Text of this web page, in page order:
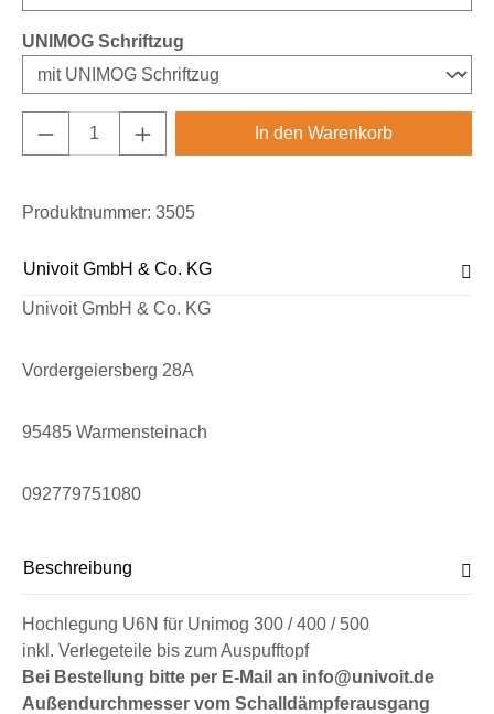
UNIMOG Schriftzug
Produkt Anzahl: Gib den gewünschten
In den Warenkorb
Produktnummer: 3505
Univoit GmbH & Co. KG
Univoit GmbH & Co. KG
Vordergeiersberg 28A
95485 Warmensteinach
092779751080
Beschreibung
Hochlegung U6N für Unimog 300 / 400 / 500
inkl. Verlegeteile bis zum Auspufftopf
Bei Bestellung bitte per E-Mail an info@univoit.de
Außendurchmesser vom Schalldämpferausgang